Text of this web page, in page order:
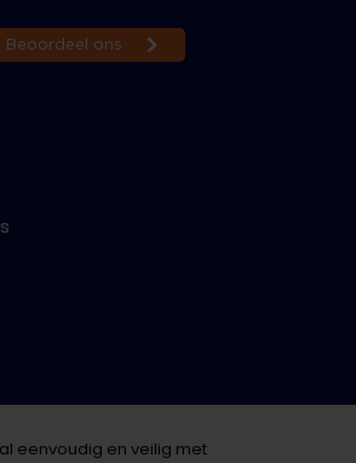
eenvoudig en veilig met